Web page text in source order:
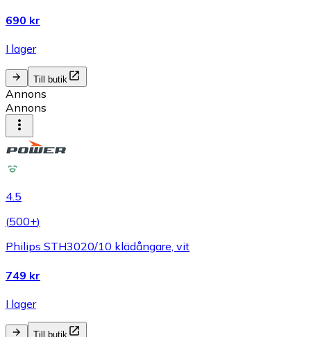
690 kr
I lager
Till butik
Annons
Annons
4.5
(500+)
Philips STH3020/10 klädångare, vit
749 kr
I lager
Till butik